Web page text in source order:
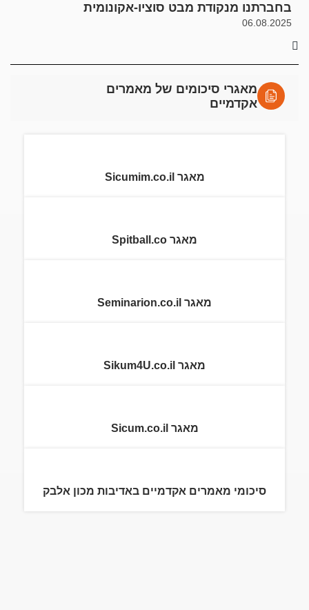
בחברתנו מנקודת מבט סוציו-אקונומית
06.08.2025
מאגרי סיכומים של מאמרים
אקדמיים
מאגר Sicumim.co.il
מאגר Spitball.co
מאגר Seminarion.co.il
מאגר Sikum4U.co.il
מאגר Sicum.co.il
סיכומי מאמרים אקדמיים באדיבות מכון אלבק